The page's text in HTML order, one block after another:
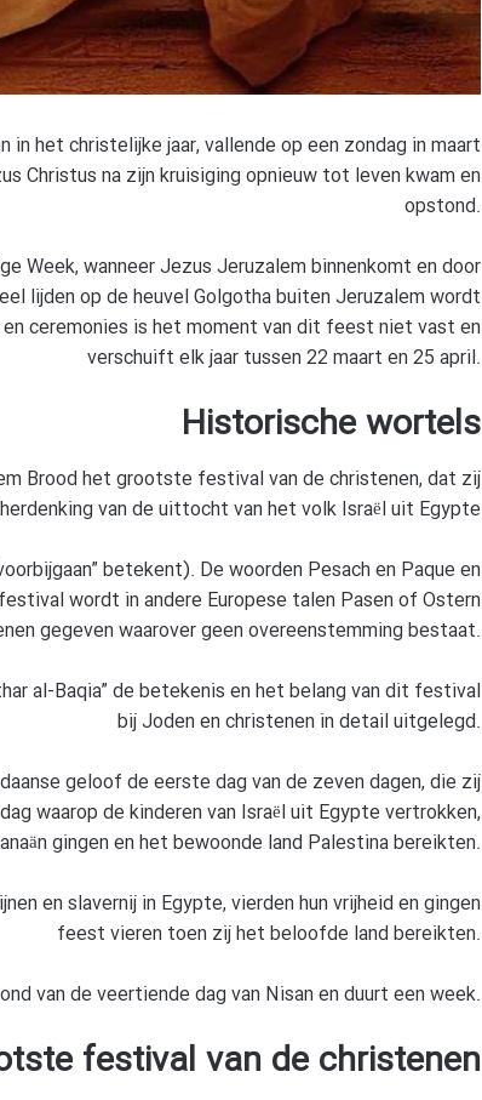
het christelijke jaar, vallende op een zondag in maart
Christus na zijn kruisiging opnieuw tot leven kwam en
opstond.
Week, wanneer Jezus Jeruzalem binnenkomt en door
lijden op de heuvel Golgotha buiten Jeruzalem wordt
ceremonies is het moment van dit feest niet vast en
verschuift elk jaar tussen 22 maart en 25 april.
Historische wortels
Brood het grootste festival van de christenen, dat zij
van de uittocht van het volk Israël uit Egypte
betekent). De woorden Pesach en Paque en
wordt in andere Europese talen Pasen of Ostern
gegeven waarover geen overeenstemming bestaat.
al-Baqia” de betekenis en het belang van dit festival
bij Joden en christenen in detail uitgelegd.
geloof de eerste dag van de zeven dagen, die zij
waarop de kinderen van Israël uit Egypte vertrokken,
gingen en het bewoonde land Palestina bereikten.
en slavernij in Egypte, vierden hun vrijheid en gingen
feest vieren toen zij het beloofde land bereikten.
van de veertiende dag van Nisan en duurt een week.
festival van de christenen